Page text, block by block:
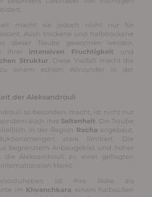
macht sie jedoch nicht nur für
Auch trockene und halbtrockene
dieser Traube gewonnen werden,
ihrer
intensiven Fruchtigkeit
und
Struktur . Diese Vielfalt macht die
zu einem echten Allrounder in der
der Aleksandrouli
so besonders macht, ist nicht nur
auch ihre Seltenheit. Die Traube
in der Region Racha angebaut,
stark limitiert. Die
begrenztem Anbaugebiet und hoher
die Aleksandrouli zu einer gefragten
Markt.
ist ihre Rolle als
im Khvanchkara , einem halbsüßen